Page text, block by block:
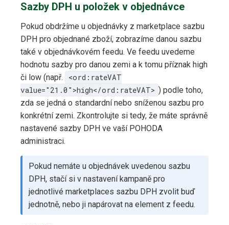
Sazby DPH u položek v objednávce
Pokud obdržíme u objednávky z marketplace sazbu
DPH pro objednané zboží, zobrazíme danou sazbu
také v objednávkovém feedu. Ve feedu uvedeme
hodnotu sazby pro danou zemi a k tomu příznak high
či low (např.
<ord:rateVAT
value="21.0">high</ord:rateVAT> ) podle toho,
zda se jedná o standardní nebo sníženou sazbu pro
konkrétní zemi. Zkontrolujte si tedy, že máte správně
nastavené sazby DPH ve vaší POHODA
administraci.
Pokud nemáte u objednávek uvedenou sazbu
DPH, stačí si v nastavení kampaně pro
jednotlivé marketplaces sazbu DPH zvolit buď
jednotně, nebo ji napárovat na element z feedu.